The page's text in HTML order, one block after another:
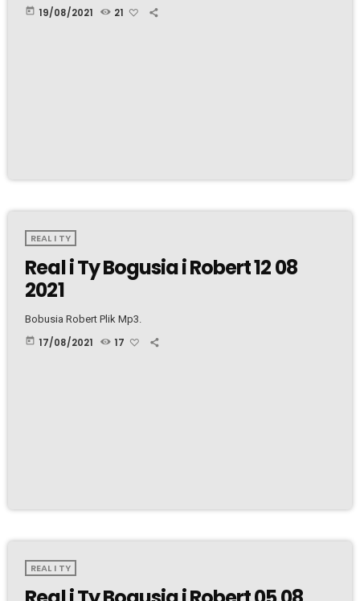
today 19/08/2021 21
REAL I TY
Real i Ty Bogusia i Robert 12 08
2021
Bobusia Robert Plik Mp3.
today 17/08/2021 17
REAL I TY